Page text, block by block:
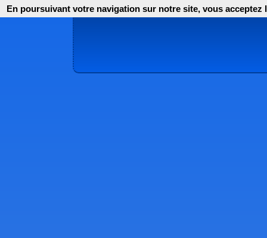
En poursuivant votre navigation sur notre site, vous